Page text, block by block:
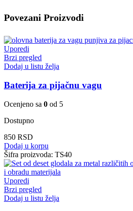
Povezani Proizvodi
Uporedi
Brzi pregled
Dodaj u listu želja
Baterija za pijačnu vagu
Ocenjeno sa 0 od 5
Dostupno
850 RSD
Dodaj u korpu
Šifra proizvoda: TS40
Uporedi
Brzi pregled
Dodaj u listu želja